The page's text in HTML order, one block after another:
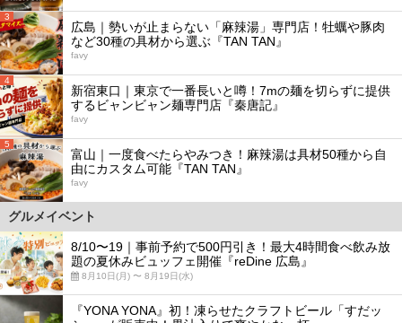
3
広島｜勢いが止まらない「麻辣湯」専門店！牡蠣や豚肉
など30種の具材から選ぶ『TAN TAN』
favy
4
新宿東口｜東京で一番長いと噂！7mの麺を切らずに提供
するビャンビャン麺専門店『秦唐記』
favy
5
富山｜一度食べたらやみつき！麻辣湯は具材50種から自
由にカスタム可能『TAN TAN』
favy
グルメイベント
8/10〜19｜事前予約で500円引き！最大4時間食べ飲み放
題の夏休みビュッフェ開催『reDine 広島』
8月10日(月) 〜 8月19日(水)
『YONA YONA』初！凍らせたクラフトビール「すだッ